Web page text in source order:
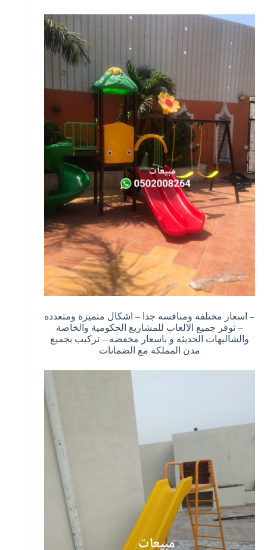
– اسعار مختلفه ومنافسه جدا – اشكال متميزة ومتعدده
– نوفر جميع الالعاب للمشاريع الحكومية والخاصة
والشاليهات الحديثه و باسعار مخفضه – تركيب بجميع
مدن المملكة مع الضمانات